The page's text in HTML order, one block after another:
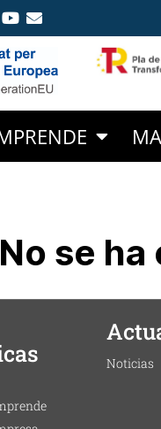
No se
Noticias